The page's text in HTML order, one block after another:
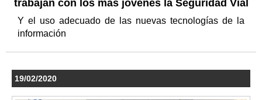
trabajan con los más jóvenes la Seguridad Vial
Y el uso adecuado de las nuevas tecnologías de la
información
19/02/2020